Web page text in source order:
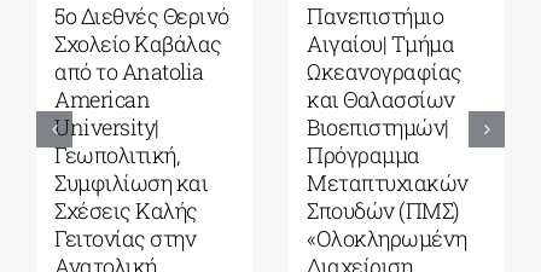
5ο Διεθνές Θερινό
Σχολείο Καβάλας
από το Αnatolia
American
University|
Γεωπολιτική,
Συμφιλίωση και
Σχέσεις Καλής
Γειτονίας στην
Πανεπιστήμιο
Αιγαίου| Τμήμα
Ωκεανογραφίας
και Θαλασσίων
Βιοεπιστημών|
Πρόγραμμα
Μεταπτυχιακών
Σπουδών (ΠΜΣ)
«Ολοκληρωμένη